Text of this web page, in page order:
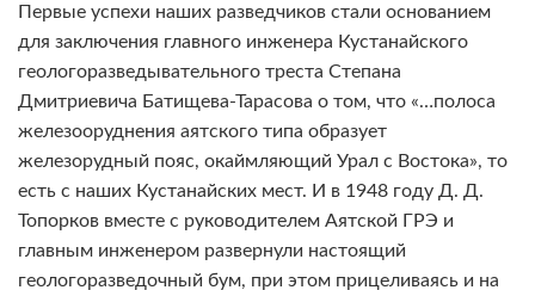
Первые успехи наших разведчиков стали основанием
для заключения главного инженера Кустанайского
геологоразведывательного треста Степана
Дмитриевича Батищева-Тарасова о том, что «…полоса
железооруднения аятского типа образует
железорудный пояс, окаймляющий Урал с Востока», то
есть с наших Кустанайских мест. И в 1948 году Д. Д.
Топорков вместе с руководителем Аятской ГРЭ и
главным инженером развернули настоящий
геологоразведочный бум, при этом прицеливаясь и на